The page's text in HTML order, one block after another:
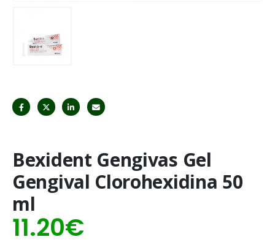
Bexident Gengivas Gel
Gengival Clorohexidina 50
ml
11.20€